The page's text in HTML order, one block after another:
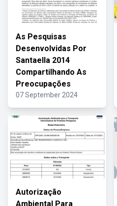
As Pesquisas
Desenvolvidas Por
Santaella 2014
Compartilhando As
Preocupações
07 September 2024
Autorização
Ambiental Para